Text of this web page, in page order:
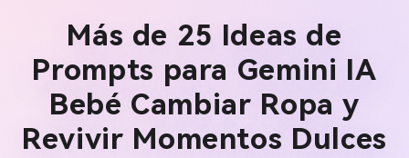
Más de 25 Ideas de
Prompts para Gemini IA
Bebé Cambiar Ropa y
Revivir Momentos Dulces